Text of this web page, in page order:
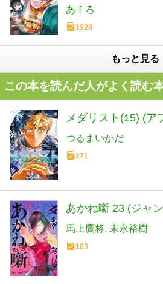
あｆろ
1928
もっと見る
この本を読んだ人がよく読む
メダリスト(15) (ア
つるまいかだ
271
あかね噺 23 (ジャ
馬上鷹将 末永裕樹
103